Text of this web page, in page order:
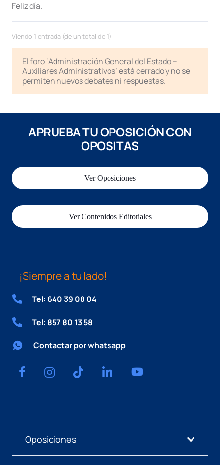
Feliz día.
Viendo 1 entrada (de un total de 1)
El foro ‘Administración General del Estado –
Auxiliares Administrativos’ está cerrado y no se
permiten nuevos debates ni respuestas.
APRUEBA TU OPOSICIÓN CON
OPOSITAS
Ver Oposiciones
Ver Contenidos Editoriales
¡Siempre a tu lado!
Tel: 640 39 08 04
Tel: 857 80 13 58
Contactar por whatsapp
Oposiciones